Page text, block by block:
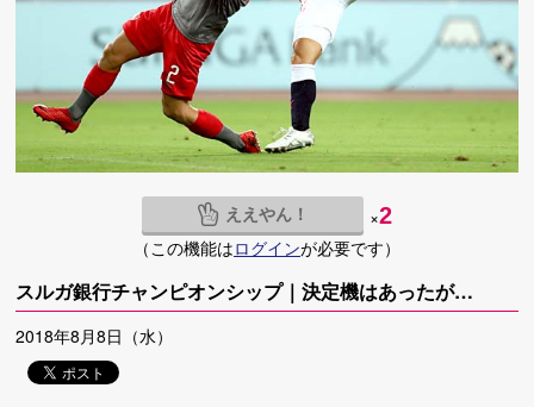
ええやん！ ×2
（この機能はログインが必要です）
スルガ銀行チャンピオンシップ｜決定機はあったが…
2018年8月8日（水）